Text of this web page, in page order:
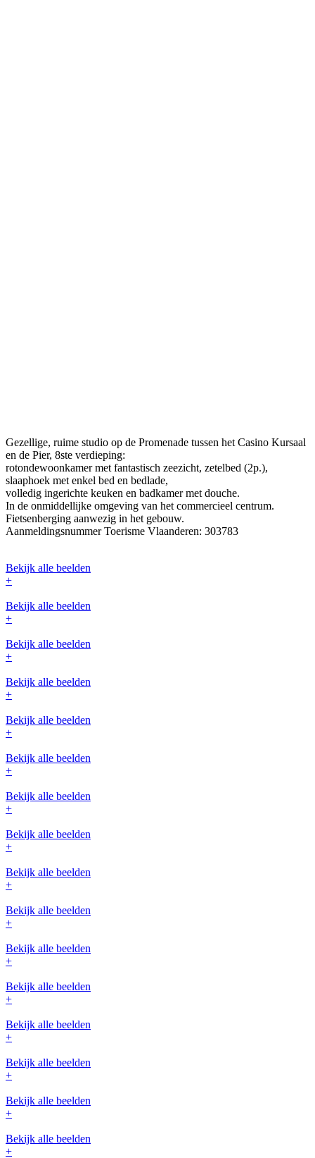
Gezellige, ruime studio op de Promenade tussen het Casino Kursaal
en de Pier, 8ste verdieping:
rotondewoonkamer met fantastisch zeezicht, zetelbed (2p.),
slaaphoek met enkel bed en bedlade,
volledig ingerichte keuken en badkamer met douche.
In de onmiddellijke omgeving van het commercieel centrum.
Fietsenberging aanwezig in het gebouw.
Aanmeldingsnummer Toerisme Vlaanderen: 303783
Bekijk alle beelden
+
Bekijk alle beelden
+
Bekijk alle beelden
+
Bekijk alle beelden
+
Bekijk alle beelden
+
Bekijk alle beelden
+
Bekijk alle beelden
+
Bekijk alle beelden
+
Bekijk alle beelden
+
Bekijk alle beelden
+
Bekijk alle beelden
+
Bekijk alle beelden
+
Bekijk alle beelden
+
Bekijk alle beelden
+
Bekijk alle beelden
+
Bekijk alle beelden
+